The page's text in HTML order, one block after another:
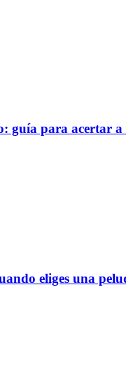
guía para acertar
eliges una